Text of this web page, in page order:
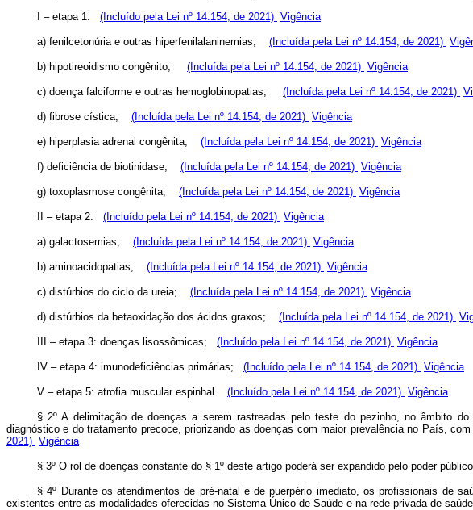
I – etapa 1: (Incluído pela Lei nº 14.154, de 2021) Vigência
a) fenilcetonúria e outras hiperfenilalaninemias; (Incluída pela Lei nº 14.154, de 2021)
b) hipotireoidismo congênito; (Incluída pela Lei nº 14.154, de 2021) Vigência
c) doença falciforme e outras hemoglobinopatias; (Incluída pela Lei nº 14.154, de 2021)
d) fibrose cística; (Incluída pela Lei nº 14.154, de 2021) Vigência
e) hiperplasia adrenal congênita; (Incluída pela Lei nº 14.154, de 2021) Vigência
f) deficiência de biotinidase; (Incluída pela Lei nº 14.154, de 2021) Vigência
g) toxoplasmose congênita; (Incluída pela Lei nº 14.154, de 2021) Vigência
II – etapa 2: (Incluído pela Lei nº 14.154, de 2021) Vigência
a) galactosemias; (Incluída pela Lei nº 14.154, de 2021) Vigência
b) aminoacidopatias; (Incluída pela Lei nº 14.154, de 2021) Vigência
c) distúrbios do ciclo da ureia; (Incluída pela Lei nº 14.154, de 2021) Vigência
d) distúrbios da betaoxidação dos ácidos graxos; (Incluída pela Lei nº 14.154, de 2021)
III – etapa 3: doenças lisossômicas; (Incluído pela Lei nº 14.154, de 2021) Vigência
IV – etapa 4: imunodeficiências primárias; (Incluído pela Lei nº 14.154, de 2021) Vigência
V – etapa 5: atrofia muscular espinhal. (Incluído pela Lei nº 14.154, de 2021) Vigência
§ 2º A delimitação de doenças a serem rastreadas pelo teste do pezinho, no âmbito
diagnóstico e do tratamento precoce, priorizando as doenças com maior prevalência no País,
2021) Vigência
§ 3º O rol de doenças constante do § 1º deste artigo poderá ser expandido pelo poder
§ 4º Durante os atendimentos de pré-natal e de puerpério imediato, os profissionais de
existentes entre as modalidades oferecidas no Sistema Único de Saúde e na rede privada de saúde.